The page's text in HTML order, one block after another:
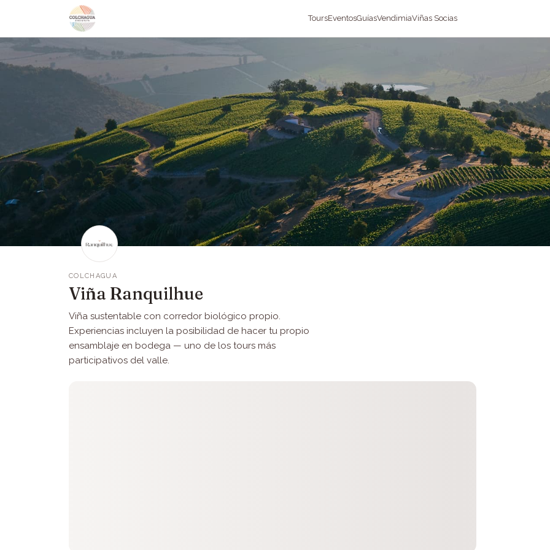
ToursEventosGuíasVendimiaViñas Socias
COLCHAGUA
Viña Ranquilhue
Viña sustentable con corredor biológico propio.
Experiencias incluyen la posibilidad de hacer tu propio
ensamblaje en bodega — uno de los tours más
participativos del valle.